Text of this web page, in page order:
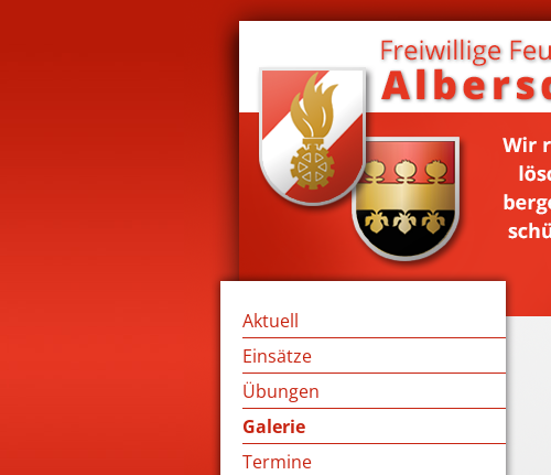
Aktuell
Einsätze
Übungen
Galerie
Termine